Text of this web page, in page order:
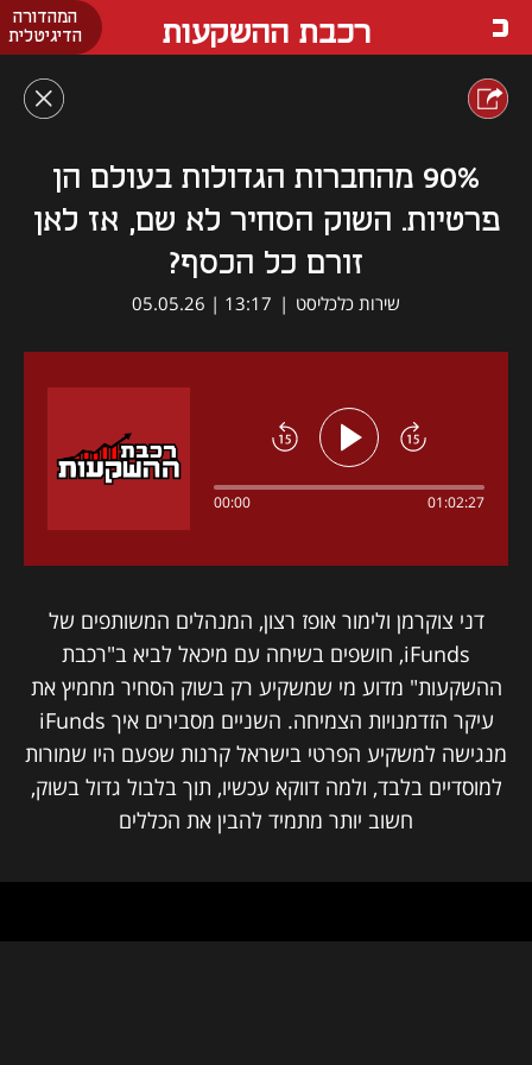
המהדורה
הדיגיטלית
רכבת ההשקעות
90% מהחברות הגדולות בעולם הן
פרטיות. השוק הסחיר לא שם, אז לאן
זורם כל הכסף?
שירות כלכליסט |
13:17 | 05.05.26
01:02:27
00:00
דני צוקרמן ולימור אופז רצון, המנהלים המשותפים של
iFunds, חושפים בשיחה עם מיכאל לביא ב"רכבת
ההשקעות" מדוע מי שמשקיע רק בשוק הסחיר מחמיץ את
עיקר הזדמנויות הצמיחה. השניים מסבירים איך iFunds
מנגישה למשקיע הפרטי בישראל קרנות שפעם היו שמורות
למוסדיים בלבד, ולמה דווקא עכשיו, תוך בלבול גדול בשוק,
חשוב יותר מתמיד להבין את הכללים